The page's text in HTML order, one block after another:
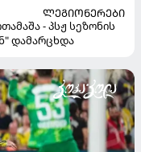
ᲚᲔᲒᲘᲝᲜᲔᲠᲔᲑᲘ
- პსჟ სეზონის
დამარცხდა